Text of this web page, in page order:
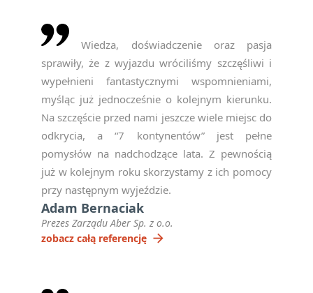
Wiedza, doświadczenie oraz pasja
sprawiły, że z wyjazdu wróciliśmy szczęśliwi i
wypełnieni fantastycznymi wspomnieniami,
myśląc już jednocześnie o kolejnym kierunku.
Na szczęście przed nami jeszcze wiele miejsc do
odkrycia, a “7 kontynentów” jest pełne
pomysłów na nadchodzące lata. Z pewnością
już w kolejnym roku skorzystamy z ich pomocy
przy następnym wyjeździe.
Adam Bernaciak
Prezes Zarządu Aber Sp. z o.o.
zobacz całą referencję arrow_forward